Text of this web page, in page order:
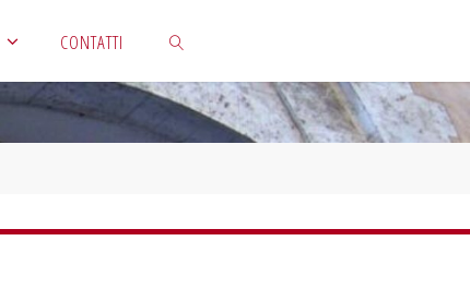
CONTATTI
CERCA